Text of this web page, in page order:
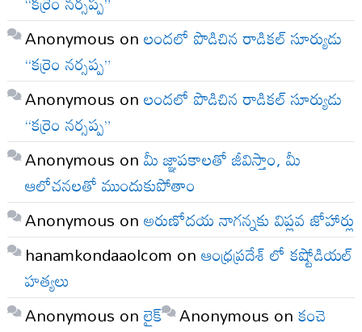
Anonymous onలందలో పొడిచిన రాడికల్ సూర్యుడు
“కర్రెం నర్సప్ప”
Anonymous onలందలో పొడిచిన రాడికల్ సూర్యుడు
“కర్రెం నర్సప్ప”
Anonymous onమీ జ్ఞాపకాలతో జీవిస్తాం, మీ
ఆలోచనలతో ముందుకుపోతాం
Anonymous onఅరుణోదయ నాగన్నకు విప్లవ జోహార్లు
hanamkondaaolcom onఆంధ్రప్రదేశ్ లో కష్టోడియల్
హత్యలు
Anonymous onలైక్ Anonymous onకంచె